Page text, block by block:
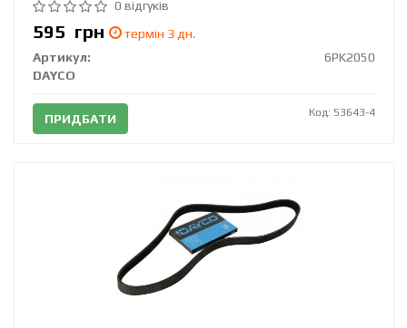
0 відгуків
595 грн
термін 3 дн.
Артикул:
6PK2050
DAYCO
ПРИДБАТИ Код: 53643-4